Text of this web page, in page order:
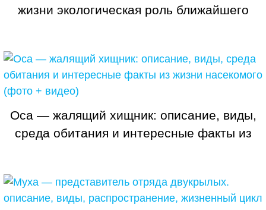
жизни экологическая роль ближайшего
Оса — жалящий хищник: описание, виды,
среда обитания и интересные факты из